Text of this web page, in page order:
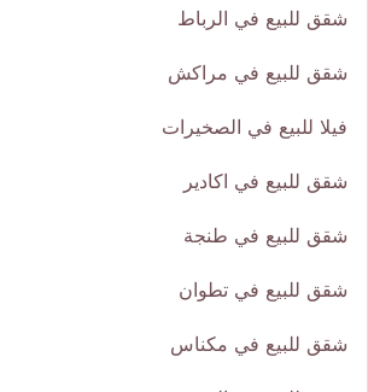
شقق للبيع في الرباط
شقق للبيع في مراكش
فيلا للبيع في الصخيرات
شقق للبيع في اكادير
شقق للبيع في طنجة
شقق للبيع في تطوان
شقق للبيع في مكناس